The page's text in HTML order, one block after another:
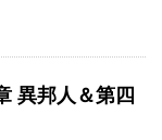
異邦人＆第四